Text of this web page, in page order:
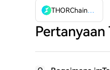
THORChain
RUNE
Pertanyaan